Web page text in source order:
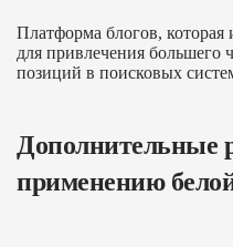
Платформа блогов,
для привлечения большего
позиций в поисковых
Дополнительные
применению